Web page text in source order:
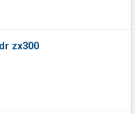
zx300